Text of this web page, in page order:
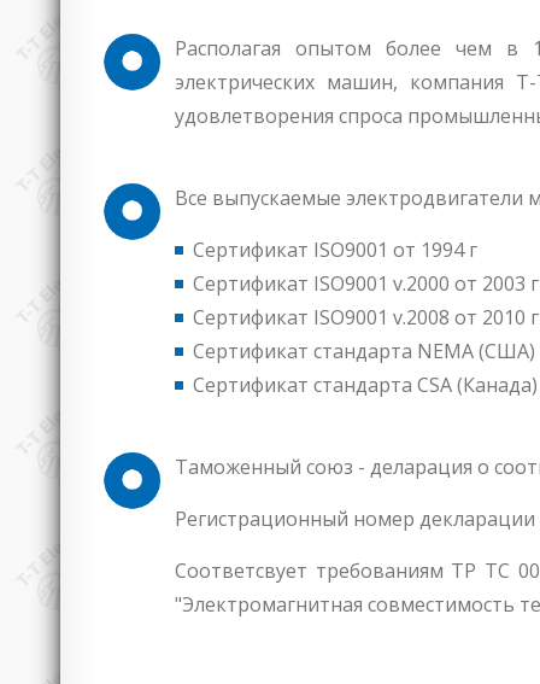
Располагая опытом более чем в
электрических машин, компания
удовлетворения спроса
Все выпускаемые
Сертификат ISO9001 от 1994 г
Сертификат ISO9001 v.2000 от 2003 г
Сертификат ISO9001 v.2008 от 2010 г
Сертификат стандарта NEMA (США)
Сертификат стандарта CSA (Канада)
Таможенный союз - деларация о
Регистрационный номер
Соответсвует требованиям ТР ТС
"Электромагнитная совместимость